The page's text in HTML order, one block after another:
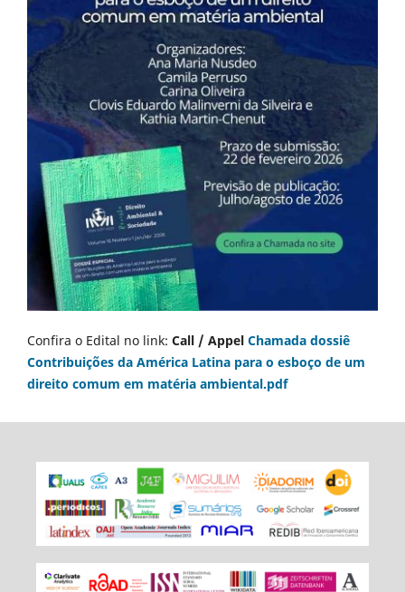
Confira o Edital no link: Call / Appel Chamada dossiê
Contribuições da América Latina para o esboço de um
direito comum em matéria ambiental.pdf